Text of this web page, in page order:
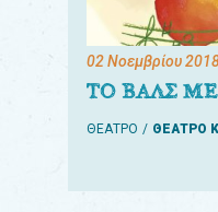
02 Νοεμβρίου
ΤΟ ΒΑΛΣ
ΘΕΑΤΡΟ ΘΕΑΤΡΟ